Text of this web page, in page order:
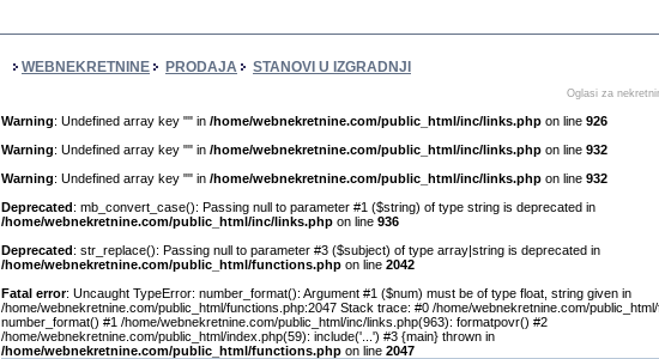
WEBNEKRETNINE PRODAJA STANOVI U IZGRADNJI
Oglasi za
Warning: Undefined array key "" in /home/webnekretnine.com/public_html/inc/links.php on line 926
Warning: Undefined array key "" in /home/webnekretnine.com/public_html/inc/links.php on line 932
Warning: Undefined array key "" in /home/webnekretnine.com/public_html/inc/links.php on line 932
Deprecated: mb_convert_case(): Passing null to parameter #1 ($string) of type string is deprecated in
/home/webnekretnine.com/public_html/inc/links.php on line 936
Deprecated: str_replace(): Passing null to parameter #3 ($subject) of type array|string is deprecated in
/home/webnekretnine.com/public_html/functions.php on line 2042
Fatal error: Uncaught TypeError: number_format(): Argument #1 ($num) must be of type float, string given in
/home/webnekretnine.com/public_html/functions.php:2047 Stack trace: #0 /home/webnekretnine.com/
number_format() #1 /home/webnekretnine.com/public_html/inc/links.php(963): formatpovr() #2
/home/webnekretnine.com/public_html/index.php(59): include('...') #3 {main} thrown in
/home/webnekretnine.com/public_html/functions.php on line 2047